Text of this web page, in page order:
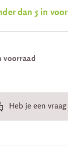
dan 5 in
voorraad
Heb je een